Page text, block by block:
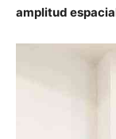
amplitud